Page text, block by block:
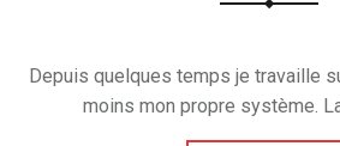
Depuis quelques temps je travaille
moins mon propre système. La